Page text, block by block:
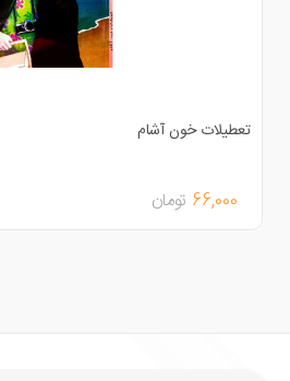
خون آشام
66,000 تومان